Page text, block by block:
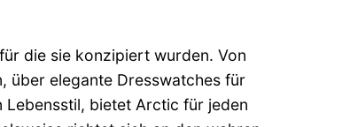
die sie konzipiert wurden. Von
über elegante Dresswatches für
Lebensstil, bietet Arctic für jeden